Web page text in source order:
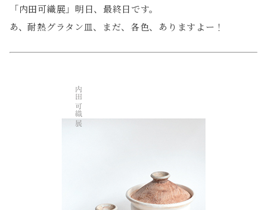
「内田可織展」明日、最終日です。
あ、耐熱グラタン皿、まだ、各色、ありますよー！